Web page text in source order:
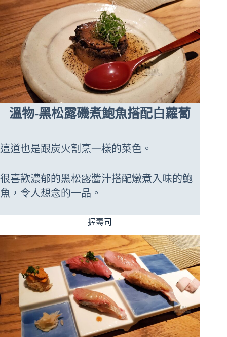
溫物-黑松露磯煮鮑魚搭配白蘿蔔
這道也是跟炭火割烹一樣的菜色。
很喜歡濃郁的黑松露醬汁搭配燉煮入味的鮑
魚，令人想念的一品。
握壽司